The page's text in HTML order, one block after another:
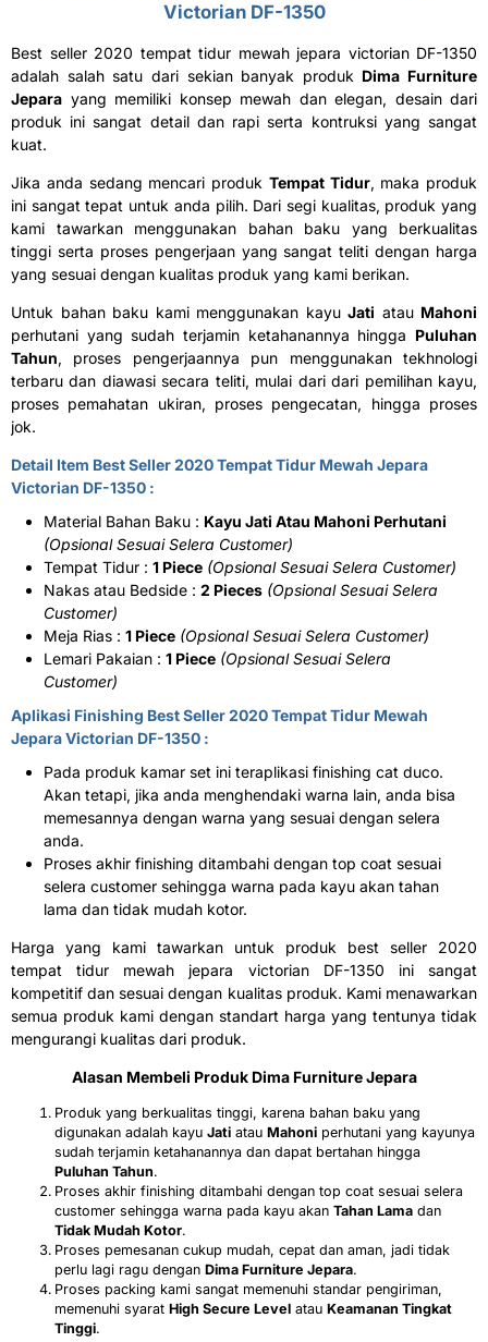
Victorian DF-1350
Best seller 2020 tempat tidur mewah jepara victorian DF-1350
adalah salah satu dari sekian banyak produk Dima Furniture
Jepara yang memiliki konsep mewah dan elegan, desain dari
produk ini sangat detail dan rapi serta kontruksi yang sangat
kuat.
Jika anda sedang mencari produk Tempat Tidur, maka produk
ini sangat tepat untuk anda pilih. Dari segi kualitas, produk yang
kami tawarkan menggunakan bahan baku yang berkualitas
tinggi serta proses pengerjaan yang sangat teliti dengan harga
yang sesuai dengan kualitas produk yang kami berikan.
Untuk bahan baku kami menggunakan kayu Jati atau Mahoni
perhutani yang sudah terjamin ketahanannya hingga Puluhan
Tahun, proses pengerjaannya pun menggunakan tekhnologi
terbaru dan diawasi secara teliti, mulai dari dari pemilihan kayu,
proses pemahatan ukiran, proses pengecatan, hingga proses
jok.
Detail Item Best Seller 2020 Tempat Tidur Mewah Jepara
Victorian DF-1350 :
Material Bahan Baku : Kayu Jati Atau Mahoni Perhutani
(Opsional Sesuai Selera Customer)
Tempat Tidur : 1 Piece (Opsional Sesuai Selera Customer)
Nakas atau Bedside : 2 Pieces (Opsional Sesuai Selera
Customer)
Meja Rias : 1 Piece (Opsional Sesuai Selera Customer)
Lemari Pakaian : 1 Piece (Opsional Sesuai Selera
Customer)
Aplikasi Finishing Best Seller 2020 Tempat Tidur Mewah
Jepara Victorian DF-1350 :
Pada produk kamar set ini teraplikasi finishing cat duco.
Akan tetapi, jika anda menghendaki warna lain, anda bisa
memesannya dengan warna yang sesuai dengan selera
anda.
Proses akhir finishing ditambahi dengan top coat sesuai
selera customer sehingga warna pada kayu akan tahan
lama dan tidak mudah kotor.
Harga yang kami tawarkan untuk produk best seller 2020
tempat tidur mewah jepara victorian DF-1350 ini sangat
kompetitif dan sesuai dengan kualitas produk. Kami menawarkan
semua produk kami dengan standart harga yang tentunya tidak
mengurangi kualitas dari produk.
Alasan Membeli Produk Dima Furniture Jepara
Produk yang berkualitas tinggi, karena bahan baku yang
digunakan adalah kayu Jati atau Mahoni perhutani yang kayunya
sudah terjamin ketahanannya dan dapat bertahan hingga
Puluhan Tahun.
Proses akhir finishing ditambahi dengan top coat sesuai selera
customer sehingga warna pada kayu akan Tahan Lama dan
Tidak Mudah Kotor.
Proses pemesanan cukup mudah, cepat dan aman, jadi tidak
perlu lagi ragu dengan Dima Furniture Jepara.
Proses packing kami sangat memenuhi standar pengiriman,
memenuhi syarat High Secure Level atau Keamanan Tingkat
Tinggi.